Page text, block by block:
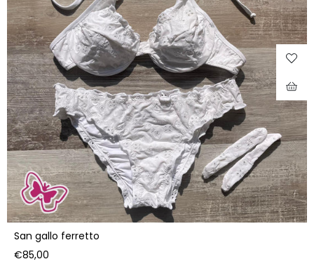
San gallo ferretto
Prezzo di listino
€85,00